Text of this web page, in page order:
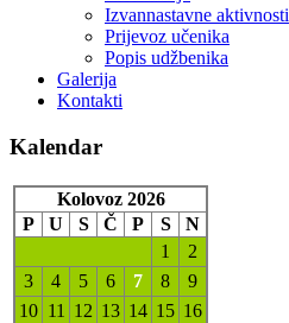
Izvannastavne aktivnosti
Prijevoz učenika
Popis udžbenika
Galerija
Kontakti
Kalendar
Kolovoz 2026
P
U S Č P S
N
1
2
3
4 5 6 7 8
9
10 11 12 13 14 15 16